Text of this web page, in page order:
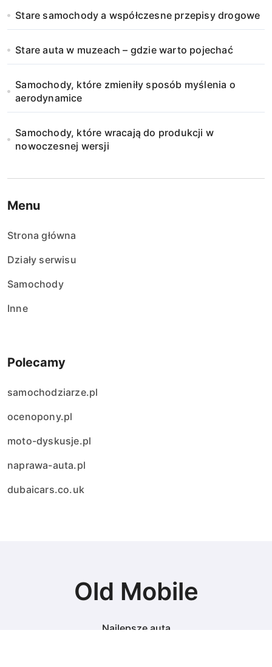
Stare samochody a współczesne przepisy drogowe
Stare auta w muzeach – gdzie warto pojechać
Samochody, które zmieniły sposób myślenia o
aerodynamice
Samochody, które wracają do produkcji w
nowoczesnej wersji
Menu
Strona główna
Działy serwisu
Samochody
Inne
Polecamy
samochodziarze.pl
ocenopony.pl
moto-dyskusje.pl
naprawa-auta.pl
dubaicars.co.uk
Old Mobile
Najlepsze auta